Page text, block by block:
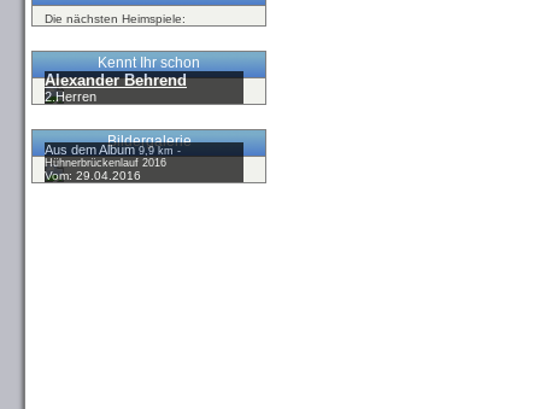
Die nächsten Heimspiele:
Kennt Ihr schon
Alexander Behrend
2.Herren
Bildergalerie
Aus dem Album9,9 km -
Hühnerbrückenlauf 2016
Vom: 29.04.2016